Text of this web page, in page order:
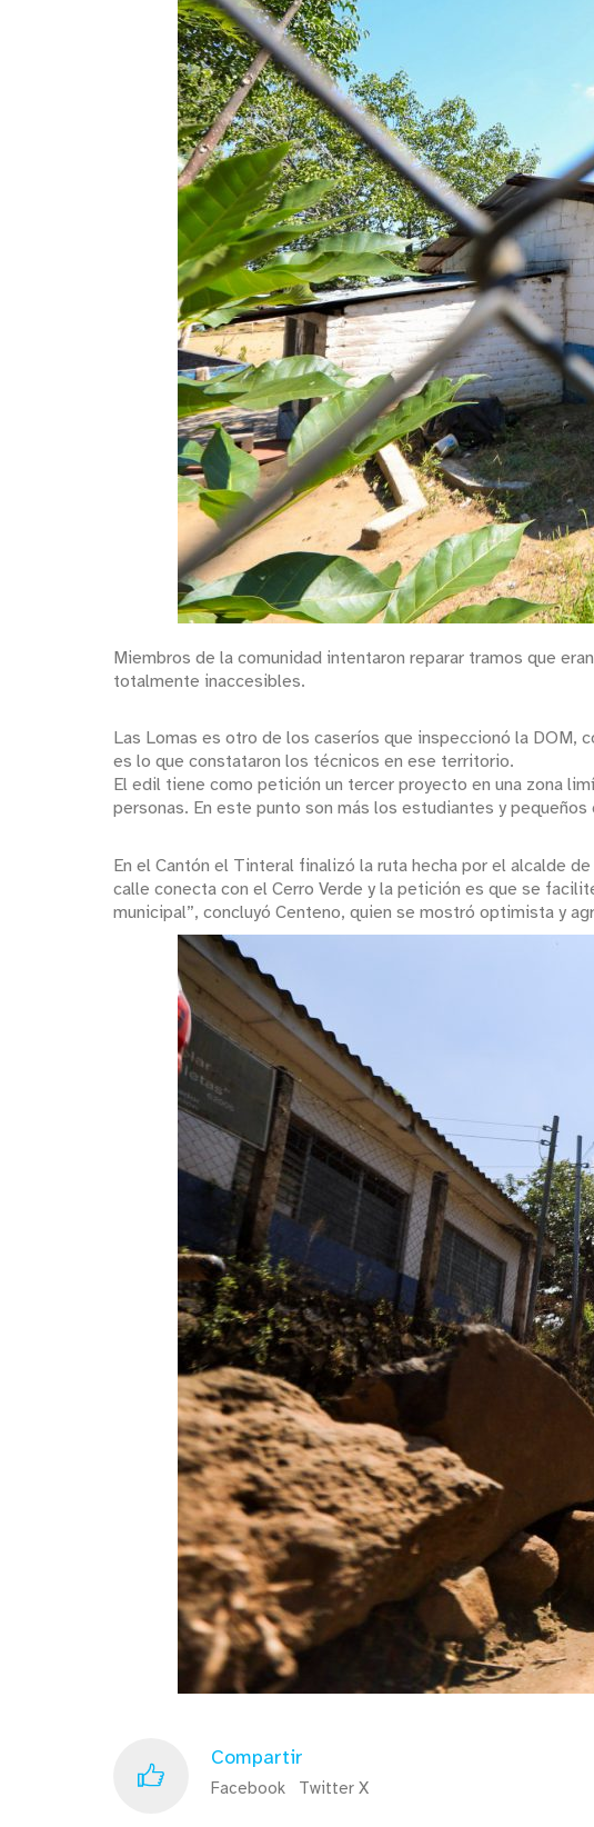
Miembros de la comunidad intentaron reparar tramos que
totalmente inaccesibles.
Las Lomas es otro de los caseríos que inspeccionó la
es lo que constataron los técnicos en ese territorio.
El edil tiene como petición un tercer proyecto en una zona
personas. En este punto son más los estudiantes y
En el Cantón el Tinteral finalizó la ruta hecha por el alcalde
calle conecta con el Cerro Verde y la petición es que se
municipal”, concluyó Centeno, quien se mostró optimista y
Compartir
Facebook Twitter X